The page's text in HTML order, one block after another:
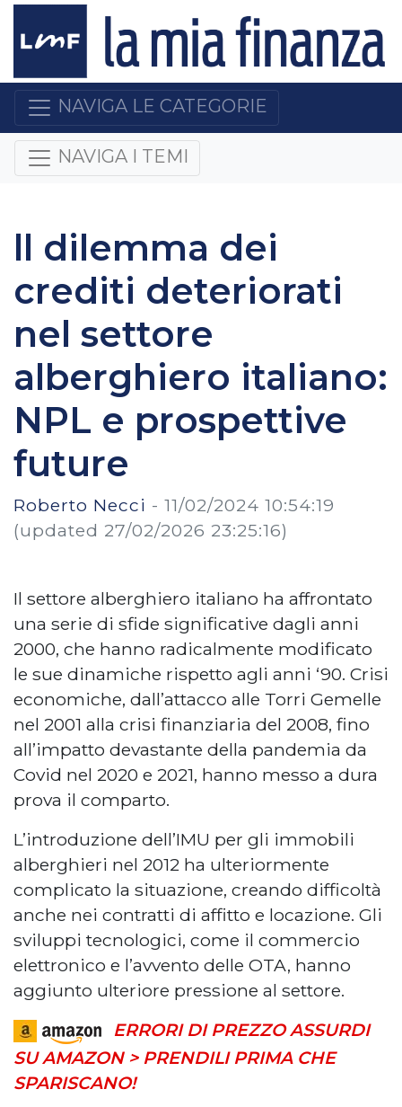
NAVIGA LE CATEGORIE
NAVIGA I TEMI
ll dilemma dei
crediti deteriorati
nel settore
alberghiero italiano:
NPL e prospettive
future
Roberto Necci - 11/02/2024 10:54:19
(updated 27/02/2026 23:25:16)
Il settore alberghiero italiano ha affrontato
una serie di sfide significative dagli anni
2000, che hanno radicalmente modificato
le sue dinamiche rispetto agli anni ‘90. Crisi
economiche, dall’attacco alle Torri Gemelle
nel 2001 alla crisi finanziaria del 2008, fino
all’impatto devastante della pandemia da
Covid nel 2020 e 2021, hanno messo a dura
prova il comparto.
L’introduzione dell’IMU per gli immobili
alberghieri nel 2012 ha ulteriormente
complicato la situazione, creando difficoltà
anche nei contratti di affitto e locazione. Gli
sviluppi tecnologici, come il commercio
elettronico e l’avvento delle OTA, hanno
aggiunto ulteriore pressione al settore.
ERRORI DI PREZZO ASSURDI
SU AMAZON > PRENDILI PRIMA CHE
SPARISCANO!